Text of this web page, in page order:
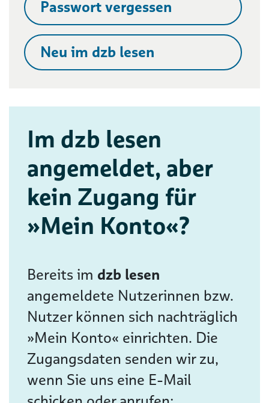
Passwort vergessen
Neu im dzb lesen
Im dzb lesen
angemeldet, aber
kein Zugang für
»Mein Konto«?
Bereits im dzb lesen
angemeldete Nutzerinnen bzw.
Nutzer können sich nachträglich
»Mein Konto« einrichten. Die
Zugangsdaten senden wir zu,
wenn Sie uns eine E-Mail